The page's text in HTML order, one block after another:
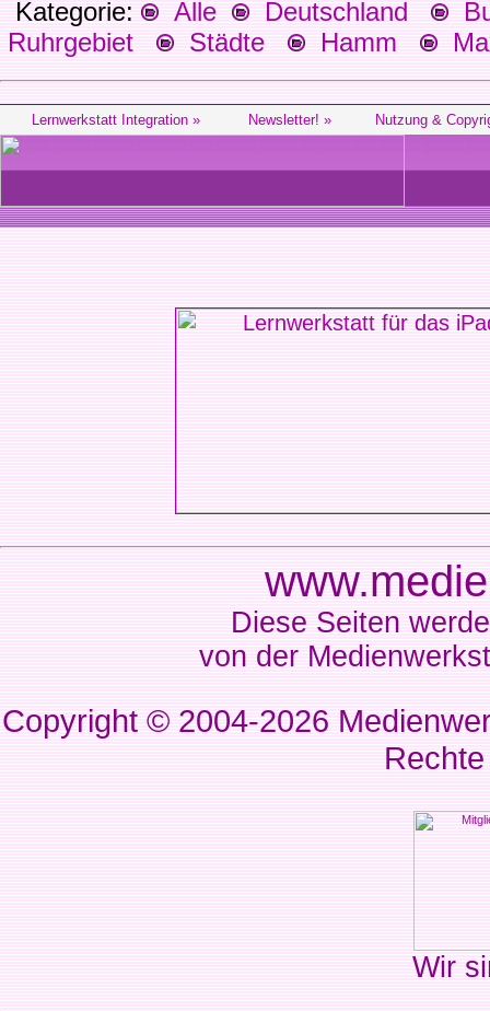
Kategorie: Alle Deutschland
Ruhrgebiet
Städte Hamm
Lernwerkstatt Integration » Newsletter! » Nutzung &
Diese Seiten
von der
Copyright © 2004-2026
Wir